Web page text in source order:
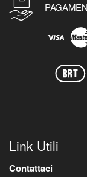
Link Utili
Contattaci